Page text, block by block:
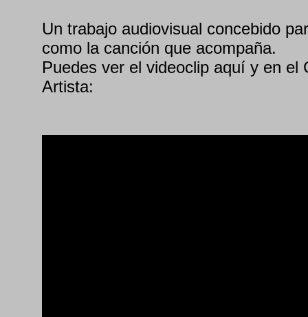
Un trabajo audiovisual concebido
como la canción que acompaña.
Puedes ver el videoclip aquí y en el
Artista: